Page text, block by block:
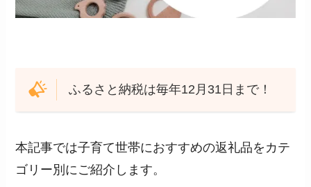
ふるさと納税は毎年12月31日まで！
本記事では子育て世帯におすすめの返礼品をカテ
ゴリー別にご紹介します。